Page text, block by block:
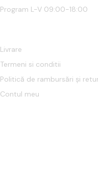
Program L-V 09:00-18:00
Livrare
Termeni si conditii
Politică de rambursări și
Contul meu